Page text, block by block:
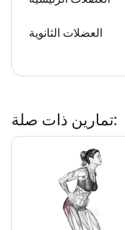
العضلات الثانوية
تمارين ذات صلة: